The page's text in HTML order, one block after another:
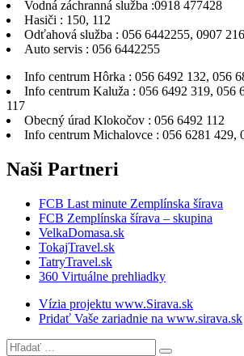
Vodná záchranná služba :0918 477428
Hasiči : 150, 112
Odťahová služba : 056 6442255, 0907
Auto servis : 056 6442255
Info centrum Hôrka : 056 6492 132, 056
Info centrum Kaluža : 056 6492 319, 056
117
Obecný úrad Klokočov : 056 6492 112
Info centrum Michalovce : 056 6281 429,
Naši Partneri
FCB Last minute Zemplínska šírava
FCB Zemplínska šírava – skupina
VelkaDomasa.sk
TokajTravel.sk
TatryTravel.sk
360 Virtuálne prehliadky
Vízia projektu www.Sirava.sk
Pridať Vaše zariadnie na www.sirava.sk